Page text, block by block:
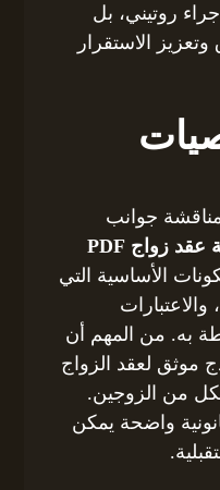
روتيني، بل
الاستقرار
جوانب
نموذج وثيقة عقد زواج PDF
الأساسية التي
والاعتبارات
به. من المهم أن
موثق لعقد الزواج
من الزوجين.
واضحة يمكن